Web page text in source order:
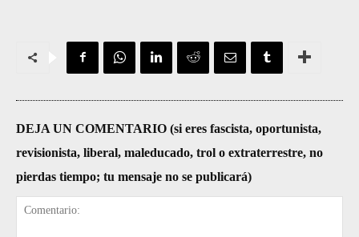
DEJA UN COMENTARIO (si eres fascista, oportunista,
revisionista, liberal, maleducado, trol o extraterrestre, no
pierdas tiempo; tu mensaje no se publicará)